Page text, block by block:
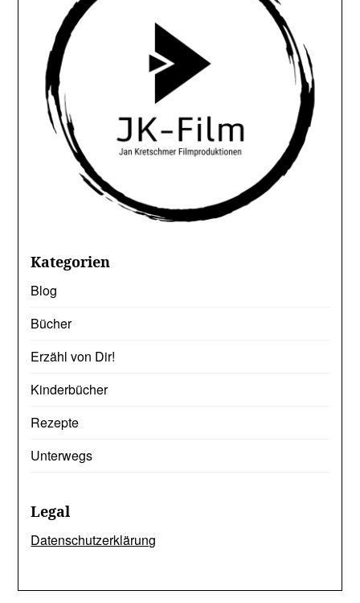
Kategorien
Blog
Bücher
Erzähl von Dir!
Kinderbücher
Rezepte
Unterwegs
Legal
Datenschutzerklärung